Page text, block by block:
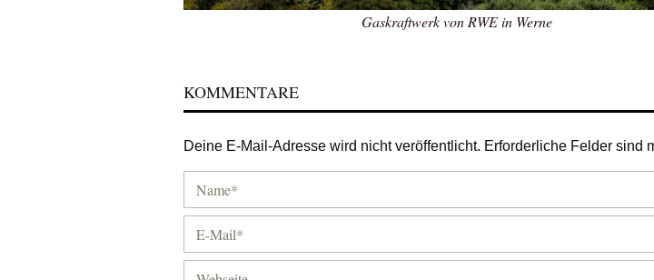
Gaskraftwerk von RWE in Werne
KOMMENTARE
Deine E-Mail-Adresse wird nicht veröffentlicht. Erforderliche Felder sind